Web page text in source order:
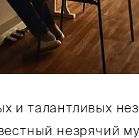
с
и талантливых
незрячий